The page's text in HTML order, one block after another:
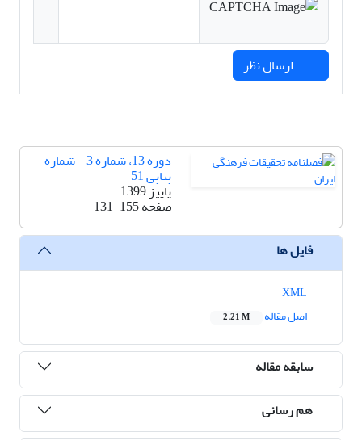
دوره 13، شماره 3 - شماره
پیاپی 51
پاییز 1399
صفحه131-155
فایل ها
اصل مقاله
2.21 M
سابقه مقاله
هم رسانی